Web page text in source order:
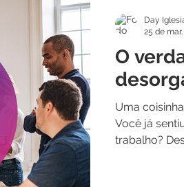
Parábolas
O
Uma
Você já
trabalho?
Day
25 de